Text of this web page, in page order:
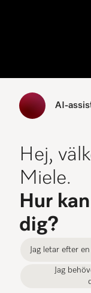
AI-
Hej,
Miele.
Hur
dig?
Jag letar efter
Jag
Hitta butik
Miele
Miele
Miele